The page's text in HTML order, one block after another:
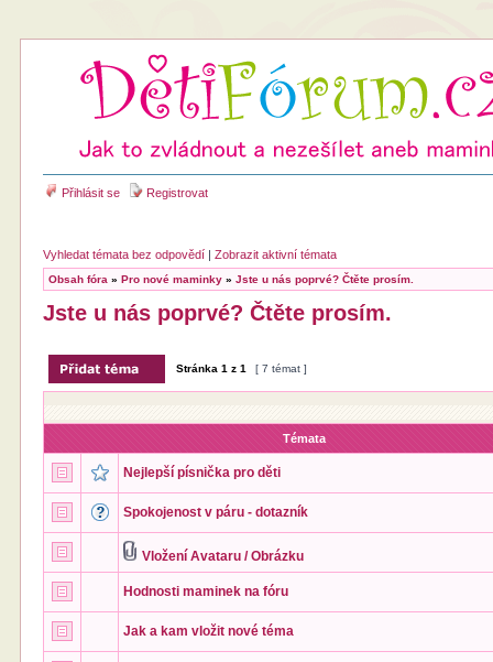
Přihlásit se Registrovat
Vyhledat témata bez odpovědí |Zobrazit aktivní témata
Obsah fóra »Pro nové maminky »Jste u nás poprvé? Čtěte prosím.
Jste u nás poprvé? Čtěte prosím.
Stránka1 z1 [ 7 témat ]
Témata
Nejlepší písnička pro děti
Spokojenost v páru - dotazník
Vložení Avataru / Obrázku
Hodnosti maminek na fóru
Jak a kam vložit nové téma